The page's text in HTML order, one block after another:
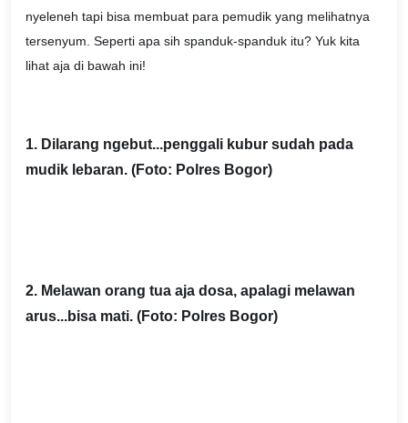
nyeleneh tapi bisa membuat para pemudik yang melihatnya
tersenyum. Seperti apa sih spanduk-spanduk itu? Yuk kita
lihat aja di bawah ini!
1. Dilarang ngebut...penggali kubur sudah pada
mudik lebaran. (Foto: Polres Bogor)
2. Melawan orang tua aja dosa, apalagi melawan
arus...bisa mati. (Foto: Polres Bogor)